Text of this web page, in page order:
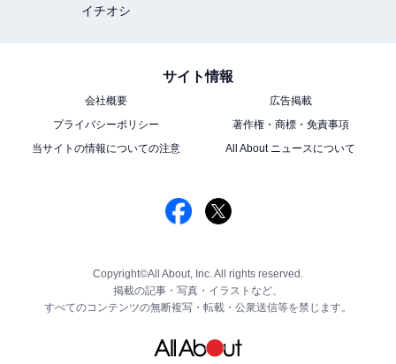
イチオシ
サイト情報
会社概要
広告掲載
プライバシーポリシー
著作権・商標・免責事項
当サイトの情報についての注意
All About ニュースについて
Copyright©All About, Inc. All rights reserved.
掲載の記事・写真・イラストなど、
すべてのコンテンツの無断複写・転載・公衆送信等を禁じます。